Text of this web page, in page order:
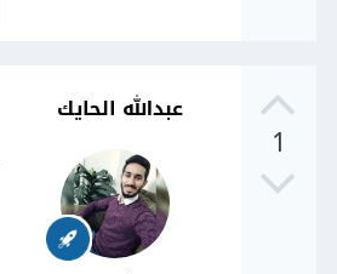
1
عبدالله الحايك